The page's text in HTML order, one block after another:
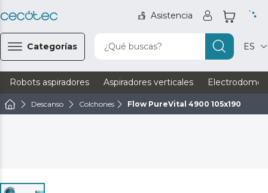
Asistencia
Categorías ¿Qué buscas? ES
Robots aspiradores Aspiradores verticales
Descanso Colchones Flow PureVital 4900 105x190